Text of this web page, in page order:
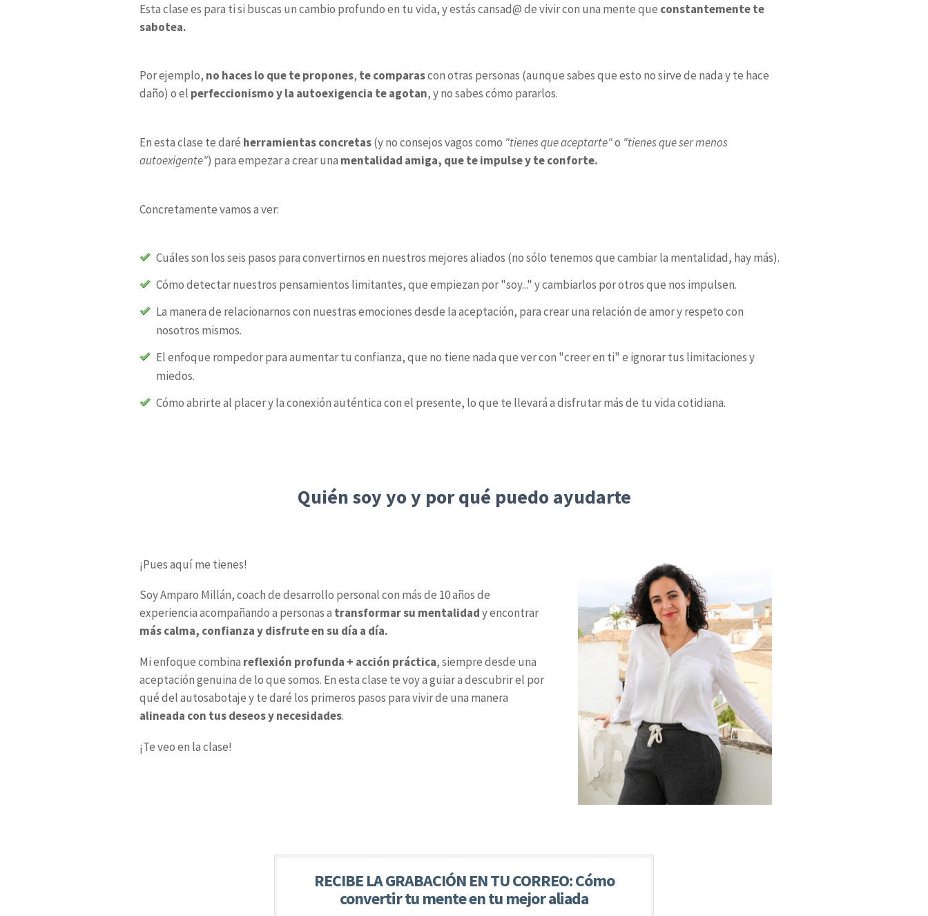
Esta clase es para ti si buscas un cambio profundo en tu vida, y estás cansad@ de vivir con una mente que constantemente te
sabotea.
Por ejemplo, no haces lo que te propones, te comparascon otras personas (aunque sabes que esto no sirve de nada y te hace
daño) o el perfeccionismo y la autoexigencia te agotan, y no sabes cómo pararlos.
En esta clase te daré herramientas concretas(y no consejos vagos como "tienes que aceptarte"o "tienes que ser menos
autoexigente") para empezar a crear una mentalidad amiga, que te impulse y te conforte.
Concretamente vamos a ver:
Cuáles son los seis pasos para convertirnos en nuestros mejores aliados (no sólo tenemos que cambiar la mentalidad, hay más).
Cómo detectar nuestros pensamientos limitantes, que empiezan por "soy..." y cambiarlos por otros que nos impulsen.
La manera de relacionarnos con nuestras emociones desde la aceptación, para crear una relación de amor y respeto con
nosotros mismos.
El enfoque rompedor para aumentar tu confianza, que no tiene nada que ver con "creer en ti" e ignorar tus limitaciones y
miedos.
Cómo abrirte al placer y la conexión auténtica con el presente, lo que te llevará a disfrutar más de tu vida cotidiana.
Quién soy yo y por qué puedo ayudarte
¡Pues aquí me tienes!
Soy Amparo Millán, coach de desarrollo personal con más de 10 años de
experiencia acompañando a personas a transformar su mentalidady encontrar
más calma, confianza y disfrute en su día a día.
Mi enfoque combina reflexión profunda + acción práctica, siempre desde una
aceptación genuina de lo que somos. En esta clase te voy a guiar a descubrir el por
qué del autosabotaje y te daré los primeros pasos para vivir de una manera
alineada con tus deseos y necesidades.
¡Te veo en la clase!
RECIBE LA GRABACIÓN EN TU CORREO: Cómo
convertir tu mente en tu mejor aliada